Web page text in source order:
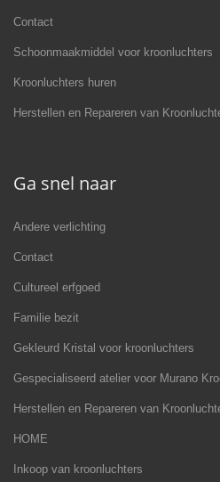
Contact
Schoonmaakmiddel voor kroonluchters
Kroonluchters huren
Herstellen en Repareren van
Ga snel naar
Andere verlichting
Contact
Cultureel erfgoed
Familie bezit
Gekleurd Kristal voor kroonluchters
Gespecialiseerd atelier voor Murano
Herstellen en Repareren van
HOME
Inkoop van kroonluchters